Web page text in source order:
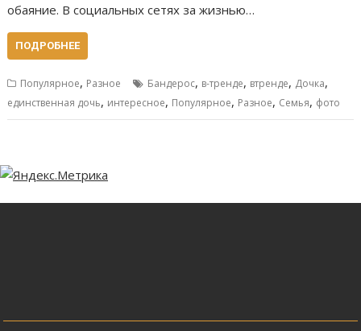
обаяние. В социальных сетях за жизнью…
ПОДРОБНЕЕ
Популярное, Разное Бандерос, в-тренде, втренде, Дочка,
единственная дочь, интересное, Популярное, Разное, Семья, фото